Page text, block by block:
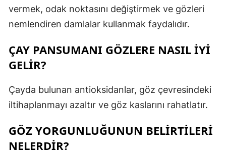
vermek, odak noktasını değiştirmek ve gözleri
nemlendiren damlalar kullanmak faydalıdır.
ÇAY PANSUMANI GÖZLERE NASIL IYI
GELIR?
Çayda bulunan antioksidanlar, göz çevresindeki
iltihaplanmayı azaltır ve göz kaslarını rahatlatır.
GÖZ YORGUNLUĞUNUN BELIRTILERI
NELERDIR?